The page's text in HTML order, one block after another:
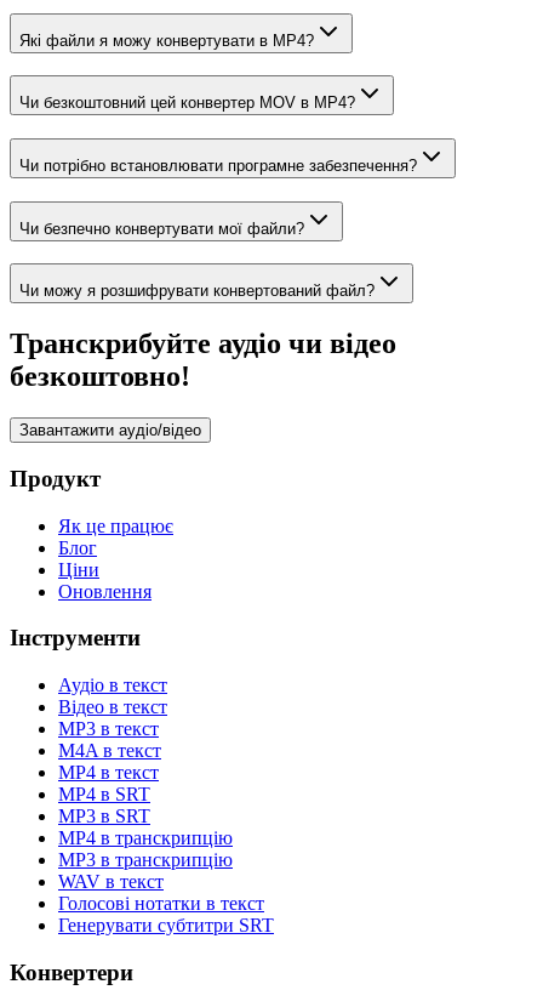
Які файли я можу конвертувати в MP4?
Чи безкоштовний цей конвертер MOV в MP4?
Чи потрібно встановлювати програмне забезпечення?
Чи безпечно конвертувати мої файли?
Чи можу я розшифрувати конвертований файл?
Транскрибуйте аудіо чи відео
безкоштовно!
Завантажити аудіо/відео
Продукт
Як це працює
Блог
Ціни
Оновлення
Інструменти
Аудіо в текст
Відео в текст
MP3 в текст
M4A в текст
MP4 в текст
MP4 в SRT
MP3 в SRT
MP4 в транскрипцію
MP3 в транскрипцію
WAV в текст
Голосові нотатки в текст
Генерувати субтитри SRT
Конвертери